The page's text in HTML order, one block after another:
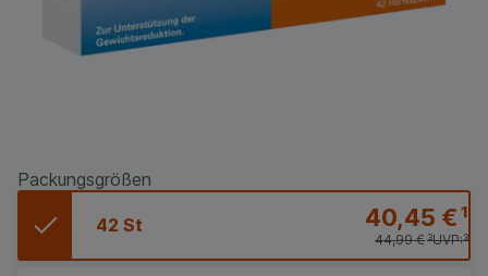
Packungsgrößen
42 St 40,45 €¹
UVP:³
44,99 €³